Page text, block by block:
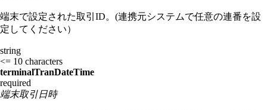
端末で設定された取引ID。(連携元システムで任意の連番を設
定してください）
string
<= 10 characters
terminalTranDateTime
required
端末取引日時